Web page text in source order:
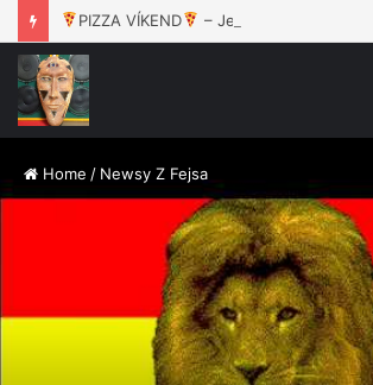
PIZZA VÍKEND – Jeden Celek / 16.8. /
Home / Newsy Z Fejsa